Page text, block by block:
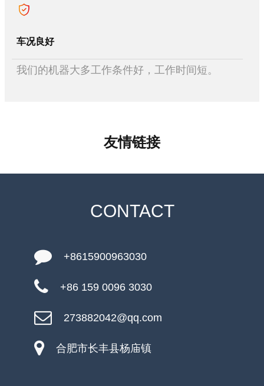
车况良好
我们的机器大多工作条件好，工作时间短。
友情链接
CONTACT
+8615900963030
+86 159 0096 3030
273882042@qq.com
合肥市长丰县杨庙镇